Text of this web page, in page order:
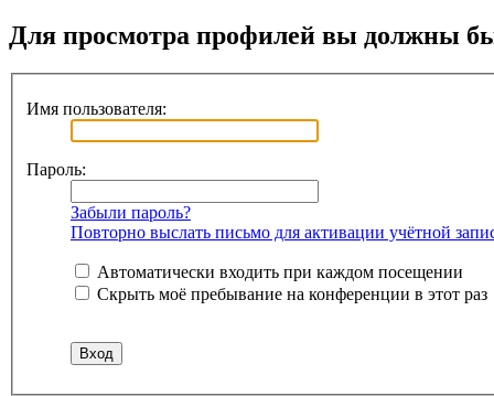
Для просмотра профилей вы должны
Имя пользователя:
Пароль:
Забыли пароль?
Повторно выслать письмо для активации учётной
Автоматически входить при каждом посещении
Скрыть моё пребывание на конференции в этот раз